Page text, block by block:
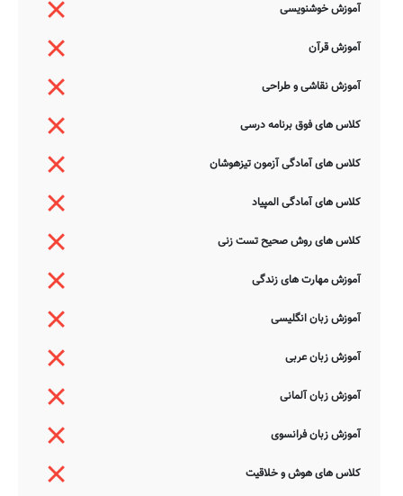
آموزش خوشنویسی
آموزش قرآن
آموزش نقاشی و طراحی
کلاس های فوق برنامه درسی
کلاس های آمادگی آزمون تیزهوشان
کلاس های آمادگی المپیاد
کلاس های روش صحیح تست زنی
آموزش مهارت های زندگی
آموزش زبان انگلیسی
آموزش زبان عربی
آموزش زبان آلمانی
آموزش زبان فرانسوی
کلاس های هوش و خلاقیت